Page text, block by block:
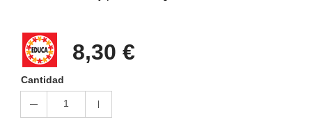
8,30 €
Cantidad
1